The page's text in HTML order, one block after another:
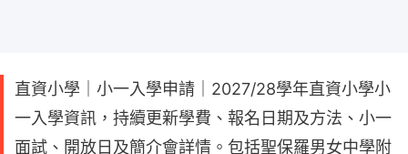
直資小學｜小一入學申請｜2027/28學年直資小學小
一入學資訊，持續更新學費、報名日期及方法、小一
面試、開放日及簡介會詳情。包括聖保羅男女中學附